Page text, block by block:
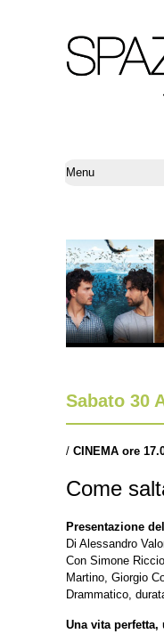
Sabato 30
/ CINEMA ore
Come
Presentazione
Di Alessandro
Con Simone
Martino, Giorgio
Drammatico,
Una vita